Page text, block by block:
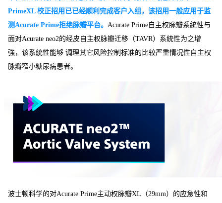
PrimeXL 校正招用已已经顺利完成客户入组，该招用一般应用于监
测Acurate Prime拒绝脉瓣平台。 Acurate Prime自主权脉瓣系統性与
面对Acurate neo2的经皮自主权脉瓣迁移（TAVR）系統性为之增
強，该系統性能够 调理其它风险控制标准的比较严重情况性自主权
脉瓣窄小糖尿病患者。
波士顿科学的对Acurate Prime主动权脉瓣XL（29mm）的应急性和